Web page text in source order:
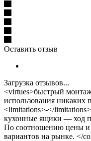
Оставить отзыв
Загрузка отзывов...
<virtues>быстрый
использования никаких
<limitations>-</
кухонные ящики — ход
По соотношению цены и
вариантов на рынке. </